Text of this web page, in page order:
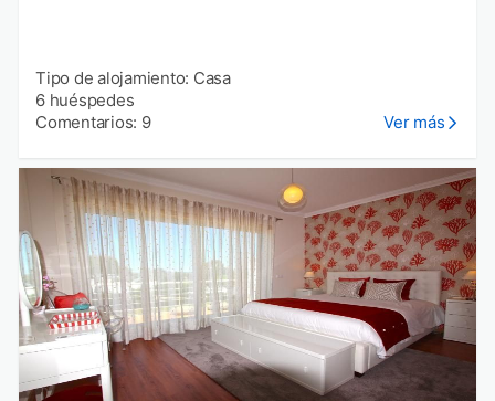
Tipo de alojamiento: Casa
6 huéspedes
Comentarios: 9
Ver más